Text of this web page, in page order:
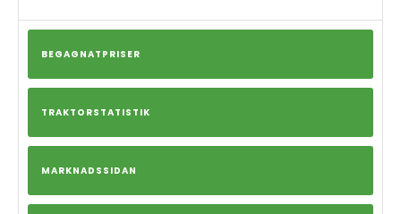
BEGAGNATPRISER
TRAKTORSTATISTIK
MARKNADSSIDAN